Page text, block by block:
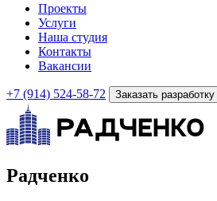
Проекты
Услуги
Наша студия
Контакты
Вакансии
+7 (914) 524-58-72 Заказать разработку
Радченко